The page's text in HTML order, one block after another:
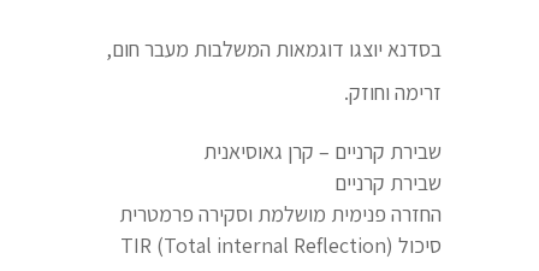
בסדנא יוצגו דוגמאות המשלבות מעבר חום,
זרימה וחוזק.
שבירת קרניים – קרן גאוסיאנית
שבירת קרניים
החזרה פנימית מושלמת וסקירה פרמטרית
סיכול TIR (Total internal Reflection)